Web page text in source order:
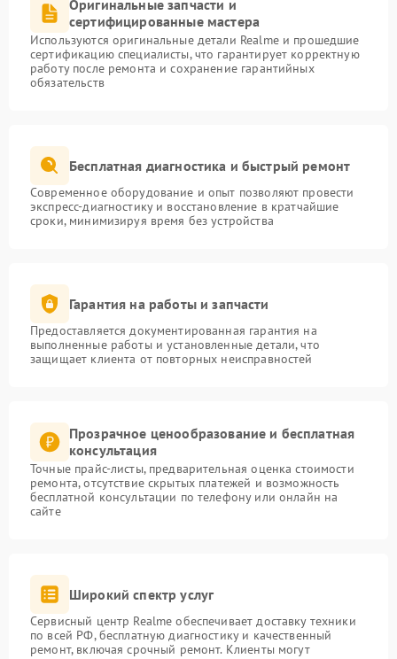
Оригинальные запчасти и
сертифицированные мастера
Используются оригинальные детали Realme и прошедшие
сертификацию специалисты, что гарантирует корректную
работу после ремонта и сохранение гарантийных
обязательств
Бесплатная диагностика и быстрый ремонт
Современное оборудование и опыт позволяют провести
экспресс-диагностику и восстановление в кратчайшие
сроки, минимизируя время без устройства
Гарантия на работы и запчасти
Предоставляется документированная гарантия на
выполненные работы и установленные детали, что
защищает клиента от повторных неисправностей
Прозрачное ценообразование и бесплатная
консультация
Точные прайс-листы, предварительная оценка стоимости
ремонта, отсутствие скрытых платежей и возможность
бесплатной консультации по телефону или онлайн на
сайте
Широкий спектр услуг
Сервисный центр Realme обеспечивает доставку техники
по всей РФ, бесплатную диагностику и качественный
ремонт, включая срочный ремонт. Клиенты могут